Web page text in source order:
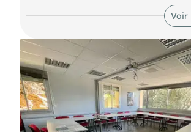
optimal. Dossier complet sur rendez-Voir